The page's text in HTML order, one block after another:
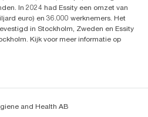
In 2024 had Essity een omzet van
euro) en 36.000 werknemers. Het
in Stockholm, Zweden en Essity
Kijk voor meer informatie op
and Health AB